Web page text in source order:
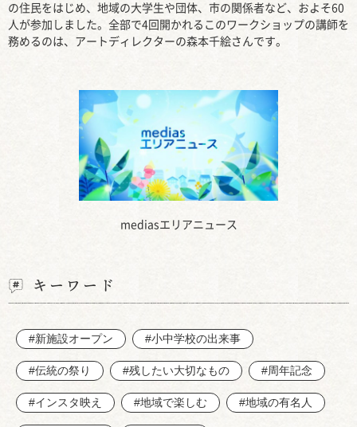
mediasエリアニュース
の住民をはじめ、地域の大学生や団体、市の関係者など、およそ60
人が参加しました。全部で4回開かれるこのワークショップの講師を
務めるのは、アートディレクターの森本千絵さんです。
キーワード
#新施設オープン #小中学校の出来事
#伝統の祭り #残したい大切なもの #周年記念
#インスタ映え #地域で楽しむ #地域の有名人